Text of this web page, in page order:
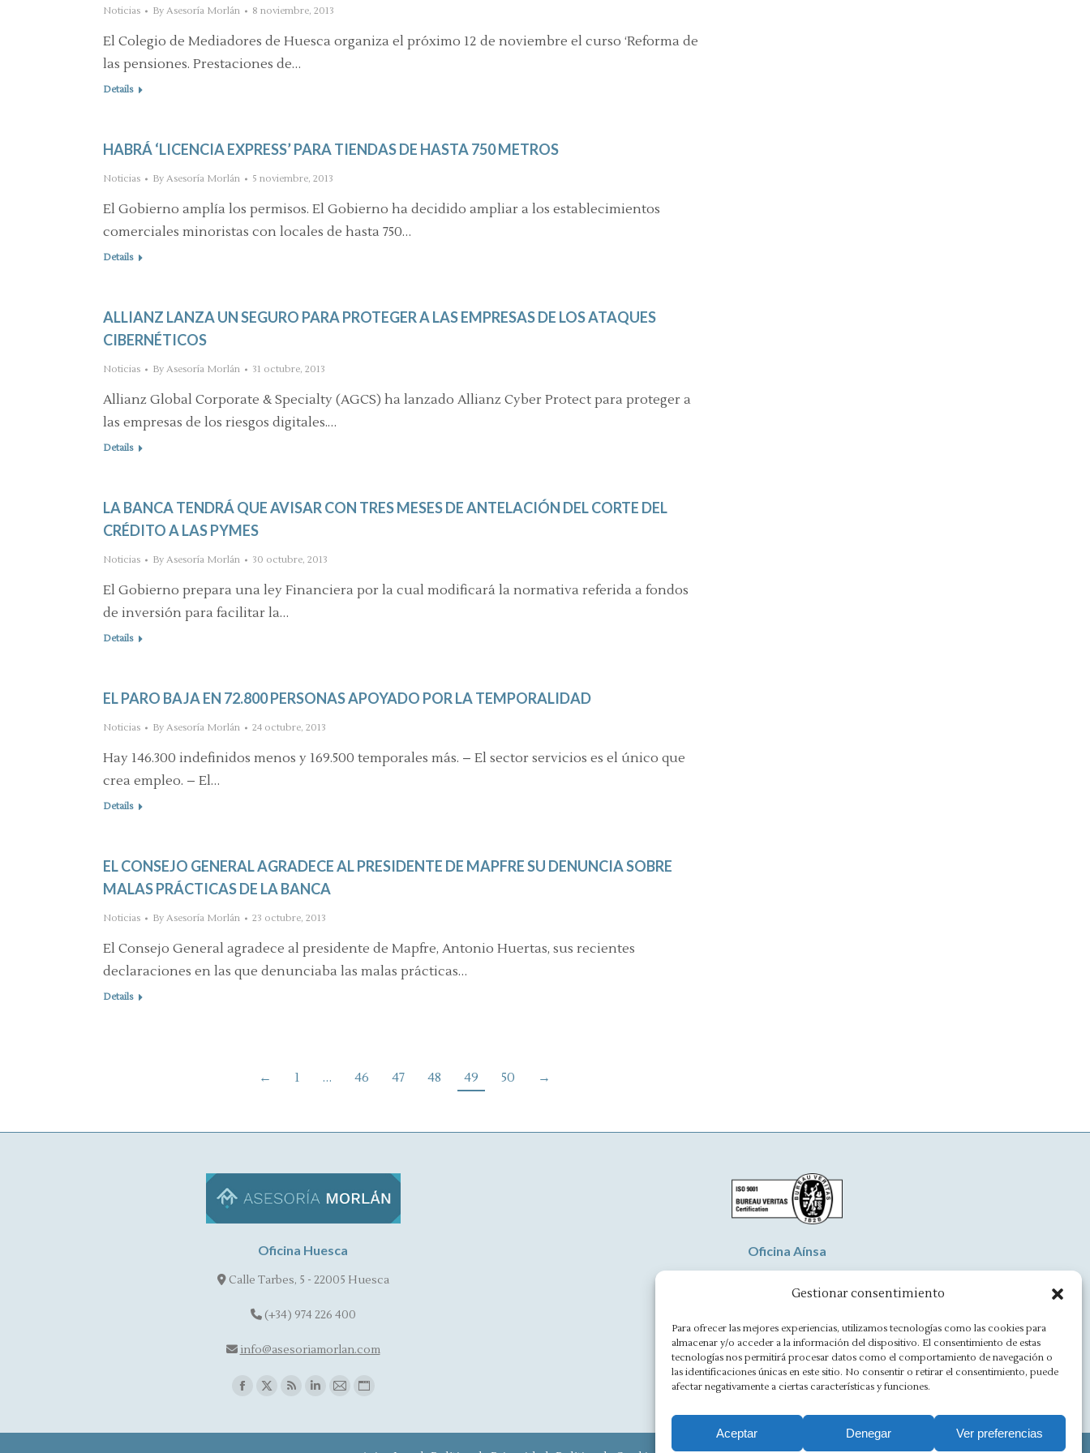
Gestionar consentimiento
Para ofrecer las mejores experiencias, utilizamos tecnologías como las cookies para
almacenar y/o acceder a la información del dispositivo. El consentimiento de estas
tecnologías nos permitirá procesar datos como el comportamiento de navegación o
las identificaciones únicas en este sitio. No consentir o retirar el consentimiento, puede
afectar negativamente a ciertas características y funciones.
Aceptar Denegar Ver preferencias
Noticias By Asesoría Morlán 8 noviembre, 2013
El Colegio de Mediadores de Huesca organiza el próximo 12 de noviembre el curso ‘Reforma de
las pensiones. Prestaciones de…
Details
HABRÁ ‘LICENCIA EXPRESS’ PARA TIENDAS DE HASTA 750 METROS
Noticias By Asesoría Morlán 5 noviembre, 2013
El Gobierno amplía los permisos. El Gobierno ha decidido ampliar a los establecimientos
comerciales minoristas con locales de hasta 750…
Details
ALLIANZ LANZA UN SEGURO PARA PROTEGER A LAS EMPRESAS DE LOS ATAQUES
CIBERNÉTICOS
Noticias By Asesoría Morlán 31 octubre, 2013
Allianz Global Corporate & Specialty (AGCS) ha lanzado Allianz Cyber Protect para proteger a
las empresas de los riesgos digitales.…
Details
LA BANCA TENDRÁ QUE AVISAR CON TRES MESES DE ANTELACIÓN DEL CORTE DEL
CRÉDITO A LAS PYMES
Noticias By Asesoría Morlán 30 octubre, 2013
El Gobierno prepara una ley Financiera por la cual modificará la normativa referida a fondos
de inversión para facilitar la…
Details
EL PARO BAJA EN 72.800 PERSONAS APOYADO POR LA TEMPORALIDAD
Noticias By Asesoría Morlán 24 octubre, 2013
Hay 146.300 indefinidos menos y 169.500 temporales más. – El sector servicios es el único que
crea empleo. – El…
Details
EL CONSEJO GENERAL AGRADECE AL PRESIDENTE DE MAPFRE SU DENUNCIA SOBRE
MALAS PRÁCTICAS DE LA BANCA
Noticias By Asesoría Morlán 23 octubre, 2013
El Consejo General agradece al presidente de Mapfre, Antonio Huertas, sus recientes
declaraciones en las que denunciaba las malas prácticas…
Details
← 1 … 46 47 48 49 50 →
Oficina Huesca
Calle Tarbes, 5 - 22005 Huesca
(+34) 974 226 400
info@asesoriamorlan.com
Facebook
opens
X
opens
Rss
opens
Linkedin
opens
Mail
opens
Website
opens
Oficina Aínsa
ainsa@asesoriamorlan.com
page
opens
page
opens
pagepagepage
opens
Website
page
opens